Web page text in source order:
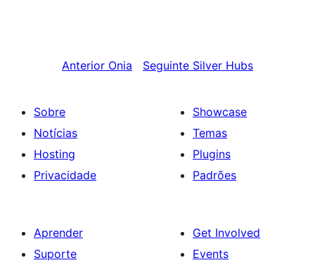
Anterior Onia Seguinte Silver Hubs
Sobre
Notícias
Hosting
Privacidade
Showcase
Temas
Plugins
Padrões
Aprender
Suporte
Get Involved
Events